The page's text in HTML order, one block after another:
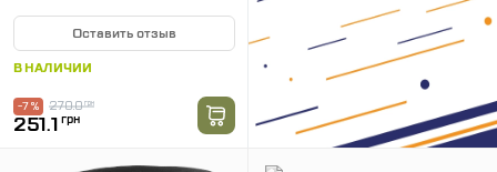
Оставить отзыв
В НАЛИЧИИ
270.0грн
-7 %
251.1 грн